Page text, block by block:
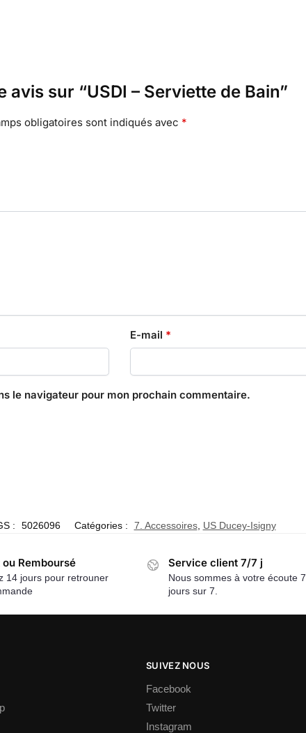
sur “USDI – Serviette de Bain”
obligatoires sont indiqués avec *
E-mail *
le navigateur pour mon prochain commentaire.
: 5026096 Catégories : 7. Accessoires, US Ducey-Isigny
Remboursé
14 jours pour retrouner
Service client 7/7 j
Nous sommes à votre écoute 7
jours sur 7.
SUIVEZ NOUS
Facebook
Twitter
Instagram